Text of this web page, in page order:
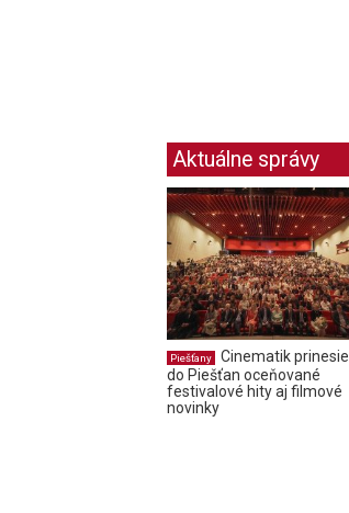
Aktuálne správy
Piešťany
Cinematik prinesie
do Piešťan oceňované
festivalové hity aj filmové
novinky